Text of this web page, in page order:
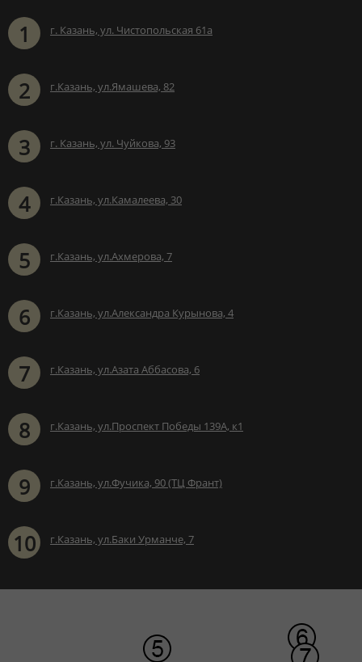
1 г. Казань, ул. Чистопольская 61а
2 г.Казань, ул.Ямашева, 82
3 г. Казань, ул. Чуйкова, 93
4 г.Казань, ул.Камалеева, 30
5 г.Казань, ул.Ахмерова, 7
6 г.Казань, ул.Александра Курынова, 4
7 г.Казань, ул.Азата Аббасова, 6
8 г.Казань, ул.Проспект Победы 139А, к1
9 г.Казань, ул.Фучика, 90 (ТЦ Франт)
10 г.Казань, ул.Баки Урманче, 7